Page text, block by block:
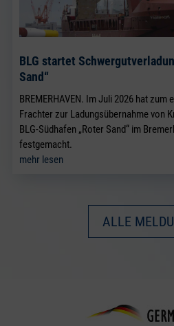
BLG startet
Sand“
BREMERHAVEN. Im Juli 2026 hat
Frachter zur Ladungsübernahme von
BLG-Südhafen „Roter Sand“ im
festgemacht.
mehr lesen
ALLE